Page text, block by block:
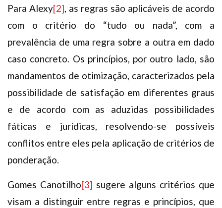
Para Alexy[2], as regras são aplicáveis de acordo
com o critério do “tudo ou nada”, com a
prevalência de uma regra sobre a outra em dado
caso concreto. Os princípios, por outro lado, são
mandamentos de otimização, caracterizados pela
possibilidade de satisfação em diferentes graus
e de acordo com as aduzidas possibilidades
fáticas e jurídicas, resolvendo-se possíveis
conflitos entre eles pela aplicação de critérios de
ponderação.
Gomes Canotilho[3] sugere alguns critérios que
visam a distinguir entre regras e princípios, que